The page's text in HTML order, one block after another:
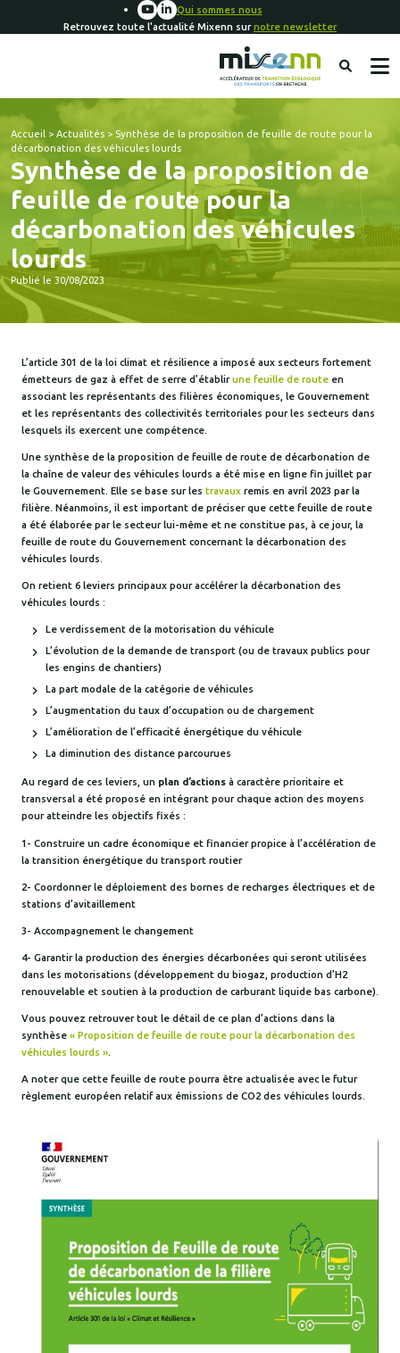
Qui sommes nous
Retrouvez toute l'actualité Mixenn surnotre newsletter
Accueil > Actualités > Synthèse de la proposition de feuille de route pour la
décarbonation des véhicules lourds
Synthèse de la proposition de
feuille de route pour la
décarbonation des véhicules
lourds
Publié le 30/08/2023
L’article 301 de la loi climat et résilience a imposé aux secteurs fortement
émetteurs de gaz à effet de serre d’établirune feuille de route en
associant les représentants des filières économiques, le Gouvernement
et les représentants des collectivités territoriales pour les secteurs dans
lesquels ils exercent une compétence.
Une synthèse de la proposition de feuille de route de décarbonation de
la chaîne de valeur des véhicules lourds a été mise en ligne fin juillet par
le Gouvernement. Elle se base sur les travaux remis en avril 2023 par la
filière. Néanmoins, il est important de préciser que cette feuille de route
a été élaborée par le secteur lui-même et ne constitue pas, à ce jour, la
feuille de route du Gouvernement concernant la décarbonation des
véhicules lourds.
On retient 6 leviers principaux pour accélérer la décarbonation des
véhicules lourds :
Le verdissement de la motorisation du véhicule
L’évolution de la demande de transport (ou de travaux publics pour
les engins de chantiers)
La part modale de la catégorie de véhicules
L’augmentation du taux d’occupation ou de chargement
L’amélioration de l’efficacité énergétique du véhicule
La diminution des distance parcourues
Au regard de ces leviers, un plan d’actions à caractère prioritaire et
transversal a été proposé en intégrant pour chaque action des moyens
pour atteindre les objectifs fixés :
1- Construire un cadre économique et financier propice à l’accélération de
la transition énergétique du transport routier
2- Coordonner le déploiement des bornes de recharges électriques et de
stations d’avitaillement
3- Accompagnement le changement
4- Garantir la production des énergies décarbonées qui seront utilisées
dans les motorisations (développement du biogaz, production d’H2
renouvelable et soutien à la production de carburant liquide bas carbone).
Vous pouvez retrouver tout le détail de ce plan d’actions dans la
synthèse « Proposition de feuille de route pour la décarbonation des
véhicules lourds »
A noter que cette feuille de route pourra être actualisée avec le futur
règlement européen relatif aux émissions de CO2 des véhicules lourds.